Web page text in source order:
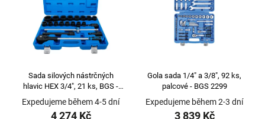
Sada silových nástrčných
hlavic HEX 3/4", 21 ks, BGS -
B5258
Expedujeme během 4-5 dní
4 274 Kč
Gola sada 1/4" a 3/8", 92 ks,
palcové - BGS 2299
Expedujeme během 2-3 dní
3 839 Kč